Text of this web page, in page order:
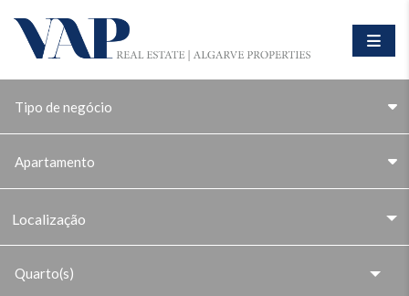
Tipo de negócio
Apartamento
Localização